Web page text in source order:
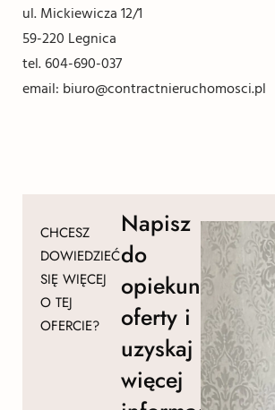
ul. Mickiewicza 12/1
59-220 Legnica
tel. 604-690-037
email: biuro@contractnieruchomosci.pl
CHCESZ
DOWIEDZIEĆ
SIĘ WIĘCEJ
O TEJ
OFERCIE?
Napisz
do
opiekuna
oferty i
uzyskaj
więcej